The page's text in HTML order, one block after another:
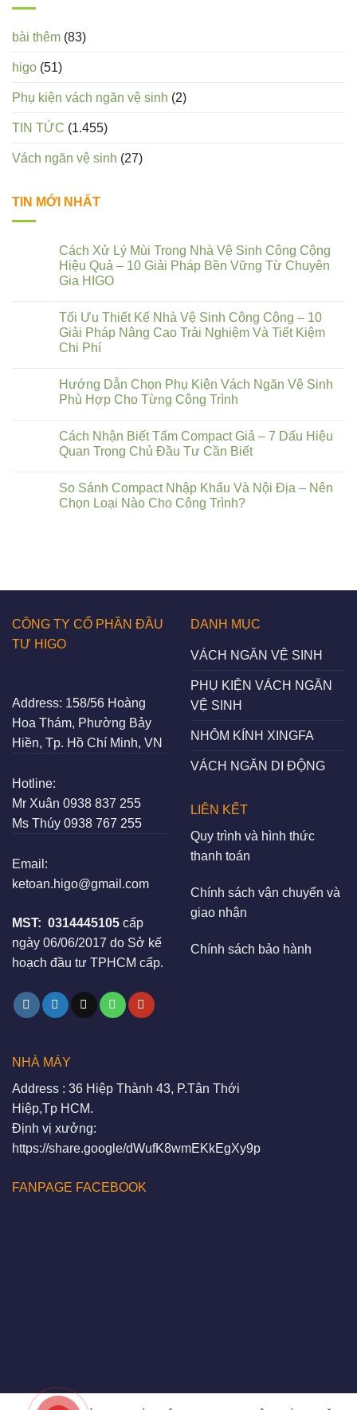
bài thêm (83)
higo (51)
Phụ kiện vách ngăn vệ sinh (2)
TIN TỨC (1.455)
Vách ngăn vệ sinh (27)
TIN MỚI NHẤT
Cách Xử Lý Mùi Trong Nhà Vệ Sinh Công Cộng
Hiệu Quả – 10 Giải Pháp Bền Vững Từ Chuyên
Gia HIGO
Tối Ưu Thiết Kế Nhà Vệ Sinh Công Cộng – 10
Giải Pháp Nâng Cao Trải Nghiệm Và Tiết Kiệm
Chi Phí
Hướng Dẫn Chọn Phụ Kiện Vách Ngăn Vệ Sinh
Phù Hợp Cho Từng Công Trình
Cách Nhận Biết Tấm Compact Giả – 7 Dấu Hiệu
Quan Trọng Chủ Đầu Tư Cần Biết
So Sánh Compact Nhập Khẩu Và Nội Địa – Nên
Chọn Loại Nào Cho Công Trình?
CÔNG TY CỔ PHẦN ĐẦU
TƯ HIGO
Address: 158/56 Hoàng
Hoa Thám, Phường Bảy
Hiền, Tp. Hồ Chí Minh, VN
Hotline:
Mr Xuân 0938 837 255
Ms Thúy 0938 767 255
Email:
ketoan.higo@gmail.com
MST: 0314445105 cấp
ngày 06/06/2017 do Sở kế
hoạch đầu tư TPHCM cấp.
DANH MỤC
VÁCH NGĂN VỆ SINH
PHỤ KIỆN VÁCH NGĂN
VỆ SINH
NHÔM KÍNH XINGFA
VÁCH NGĂN DI ĐỘNG
LIÊN KẾT
Quy trình và hình thức
thanh toán
Chính sách vận chuyển và
giao nhận
Chính sách bảo hành
NHÀ MÁY
Address : 36 Hiệp Thành 43, P.Tân Thới
Hiệp,Tp HCM.
Định vị xưởng:
https://share.google/dWufK8wmEKkEgXy9p
FANPAGE FACEBOOK